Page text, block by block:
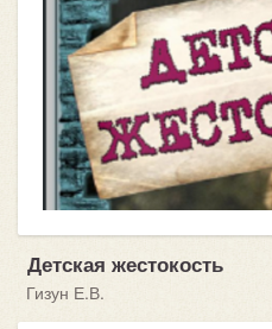
Детская жестокость
Гизун Е.В.